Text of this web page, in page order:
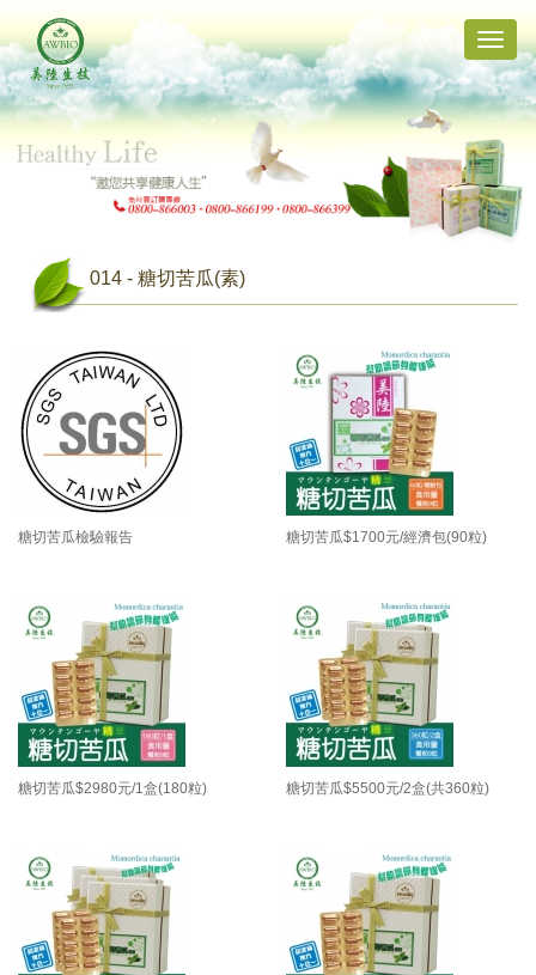
Toggle
014 - 糖切苦瓜(素)
糖切苦瓜檢驗報告 糖切苦瓜$1700元/經濟包(90粒)
糖切苦瓜$2980元/1盒(180粒) 糖切苦瓜$5500元/2盒(共360粒)